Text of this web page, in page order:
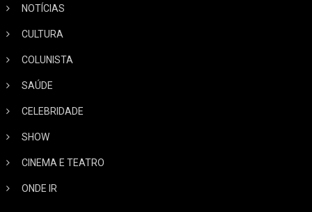
NOTÍCIAS
CULTURA
COLUNISTA
SAÚDE
CELEBRIDADE
SHOW
CINEMA E TEATRO
ONDE IR